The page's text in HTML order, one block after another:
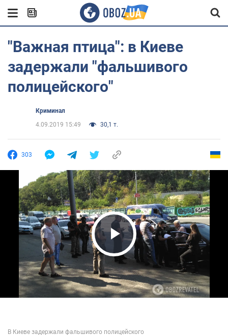
"Важная птица": в Киеве
задержали "фальшивого
полицейского"
Криминал
4.09.2019 15:49
30,1 т.
303
Play Video